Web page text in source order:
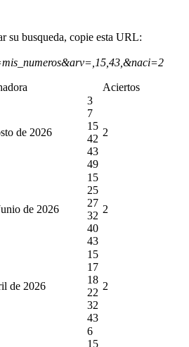
su busqueda, copie esta URL:
Aciertos
de 2026
3
7
15
42
43
49
2
de 2026
15
25
27
32
40
43
2
de 2026
15
17
18
22
32
43
2
6
15